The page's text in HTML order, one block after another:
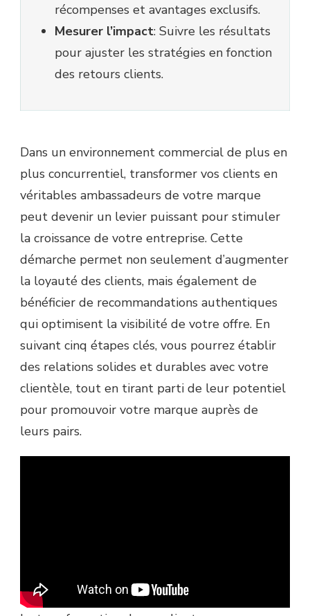
récompenses et avantages exclusifs.
Mesurer l’impact: Suivre les résultats
pour ajuster les stratégies en fonction
des retours clients.
Dans un environnement commercial de plus en
plus concurrentiel, transformer vos clients en
véritables ambassadeurs de votre marque
peut devenir un levier puissant pour stimuler
la croissance de votre entreprise. Cette
démarche permet non seulement d’augmenter
la loyauté des clients, mais également de
bénéficier de recommandations authentiques
qui optimisent la visibilité de votre offre. En
suivant cinq étapes clés, vous pourrez établir
des relations solides et durables avec votre
clientèle, tout en tirant parti de leur potentiel
pour promouvoir votre marque auprès de
leurs pairs.